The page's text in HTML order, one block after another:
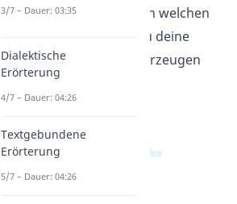
welche Informationen in welchen
Teil gehören und wie du deine
Zuhörer am besten überzeugen
3/7 – Dauer: 03:35
Dialektische
Erörterung
4/7 – Dauer: 04:26
Textgebundene
Erörterung
5/7 – Dauer: 04:26